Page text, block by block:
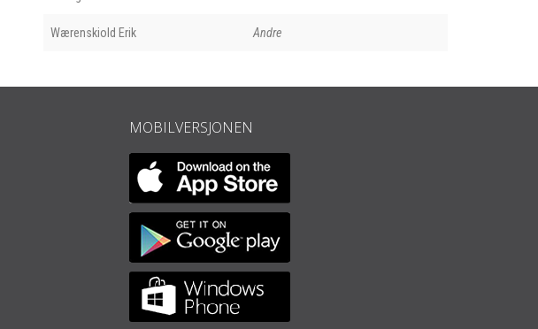
Wærenskiold Erik Andre
MOBILVERSJONEN